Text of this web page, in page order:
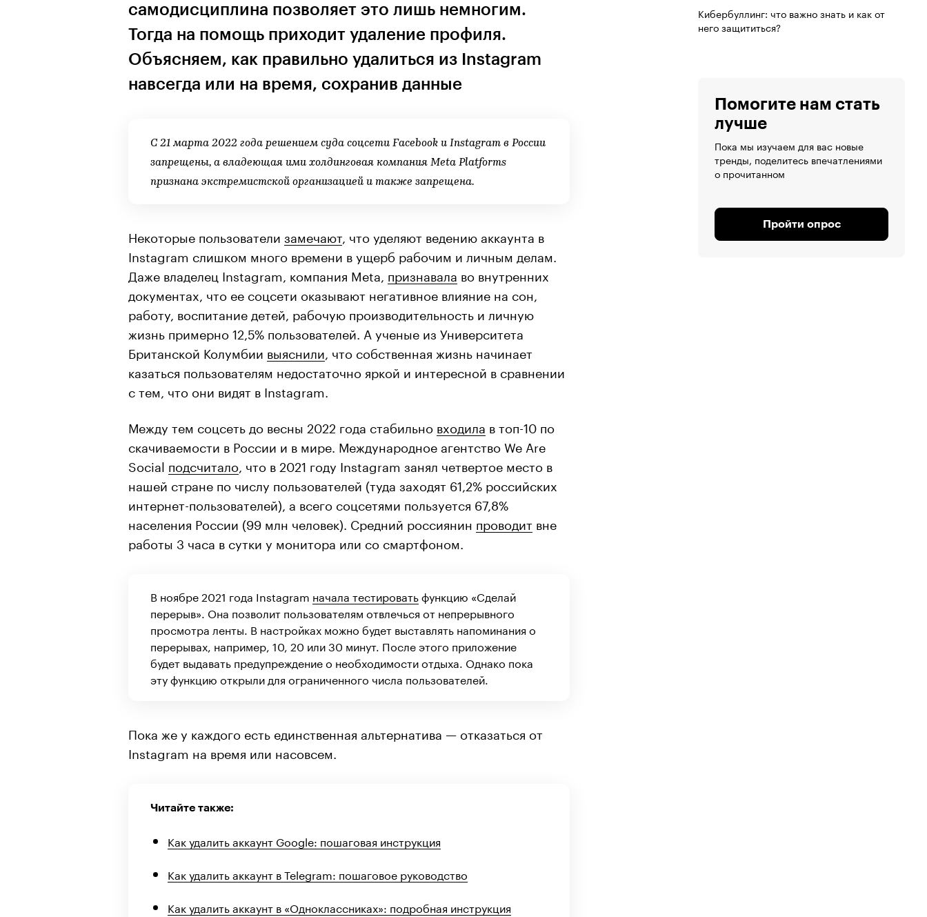
самодисциплина позволяет это лишь немногим.
Тогда на помощь приходит удаление профиля.
Объясняем, как правильно удалиться из Instagram
навсегда или на время, сохранив данные
С 21 марта 2022 года решением суда соцсети Facebook и Instagram в России
запрещены, а владеющая ими холдинговая компания Meta Platforms
признана экстремистской организацией и также запрещена.
Некоторые пользователи замечают, что уделяют ведению аккаунта в
Instagram слишком много времени в ущерб рабочим и личным делам.
Даже владелец Instagram, компания Meta, признавала во внутренних
документах, что ее соцсети оказывают негативное влияние на сон,
работу, воспитание детей, рабочую производительность и личную
жизнь примерно 12,5% пользователей. А ученые из Университета
Британской Колумбии выяснили , что собственная жизнь начинает
казаться пользователям недостаточно яркой и интересной в сравнении
с тем, что они видят в Instagram.
Между тем соцсеть до весны 2022 года стабильно входила в топ-10 по
скачиваемости в России и в мире. Международное агентство We Are
Social подсчитало , что в 2021 году Instagram занял четвертое место в
нашей стране по числу пользователей (туда заходят 61,2% российских
интернет-пользователей), а всего соцсетями пользуется 67,8%
населения России (99 млн человек). Средний россиянин проводит вне
работы 3 часа в сутки у монитора или со смартфоном.
В ноябре 2021 года Instagram начала тестироватьфункцию «Сделай
перерыв». Она позволит пользователям отвлечься от непрерывного
просмотра ленты. В настройках можно будет выставлять напоминания о
перерывах, например, 10, 20 или 30 минут. После этого приложение
будет выдавать предупреждение о необходимости отдыха. Однако пока
эту функцию открыли для ограниченного числа пользователей.
Пока же у каждого есть единственная альтернатива — отказаться от
Instagram на время или насовсем.
Читайте также:
Как удалить аккаунт Google: пошаговая инструкция
Как удалить аккаунт в Telegram: пошаговое руководство
Как удалить аккаунт в «Одноклассниках»: подробная инструкция
Кибербуллинг: что важно знать и как от
него защититься?
Помогите нам стать
лучше
Пока мы изучаем для вас новые
тренды, поделитесь впечатлениями
о прочитанном
Пройти опрос